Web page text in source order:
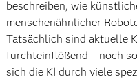
beschreiben, wie
menschenähnlicher
Tatsächlich sind aktuelle
furchteinflößend – noch
sich die KI durch viele